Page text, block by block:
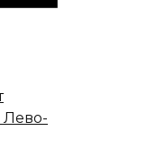
Лево-